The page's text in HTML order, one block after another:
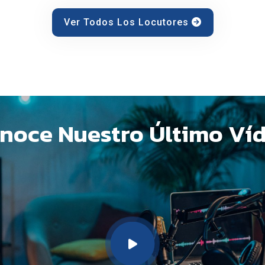
Ver Todos Los Locutores
Nuestro Último